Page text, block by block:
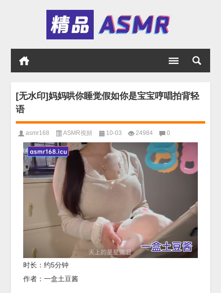
[无水印]妈妈哄你睡觉假如你是宝宝哼唱拍背轻
语
asmr168 ASMR視頻 10-03 24984 0
时长：约5分钟
作者：一盒土豆酱